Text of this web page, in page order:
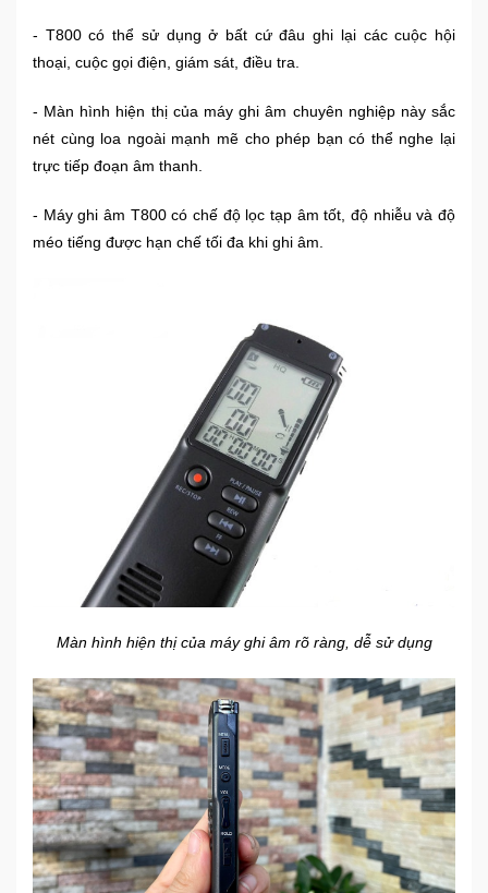
- T800 có thể sử dụng ở bất cứ đâu ghi lại các cuộc hội
thoại, cuộc gọi điện, giám sát, điều tra.
- Màn hình hiện thị của máy ghi âm chuyên nghiệp này sắc
nét cùng loa ngoài mạnh mẽ cho phép bạn có thể nghe lại
trực tiếp đoạn âm thanh.
- Máy ghi âm T800 có chế độ lọc tạp âm tốt, độ nhiễu và độ
méo tiếng được hạn chế tối đa khi ghi âm.
Màn hình hiện thị của máy ghi âm rõ ràng, dễ sử dụng